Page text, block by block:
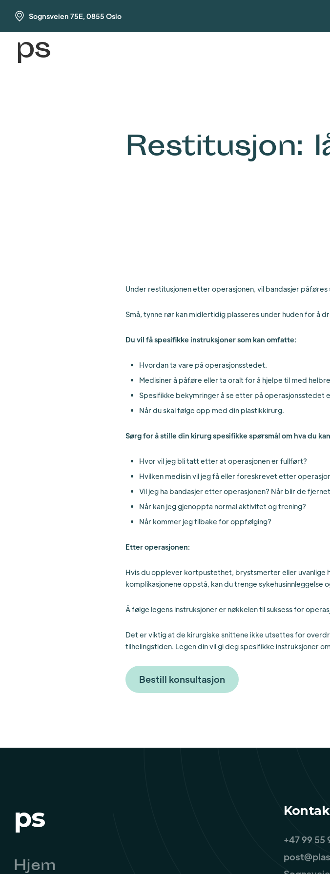
Sognsveien 75E, 0855 Oslo
ps
Restitusjon:
​​Under restitusjonen etter operasjonen, vil bandasjer påføres
Små, tynne rør kan midlertidig plasseres under huden for å
Du vil få spesifikke instruksjoner som kan omfatte:
Hvordan ta vare på operasjonsstedet.
Medisiner å påføre eller ta oralt for å hjelpe til med
Spesifikke bekymringer å se etter på operasjonsstedet
Når du skal følge opp med din plastikkirurg.
Sørg for å stille din kirurg spesifikke spørsmål om hva du
Hvor vil jeg bli tatt etter at operasjonen er fullført?
Hvilken medisin vil jeg få eller foreskrevet etter
Vil jeg ha bandasjer etter operasjonen? Når blir de
Når kan jeg gjenoppta normal aktivitet og trening?
Når kommer jeg tilbake for oppfølging?
Etter operasjonen:
Hvis du opplever kortpustethet, brystsmerter eller uvanlige
komplikasjonene oppstå, kan du trenge sykehusinnleggelse
Å følge legens instruksjoner er nøkkelen til suksess for
Det er viktig at de kirurgiske snittene ikke utsettes for
tilhelingstiden. Legen din vil gi deg spesifikke instruksjoner
Bestill konsultasjon
ps
Hjem
+47 99 55